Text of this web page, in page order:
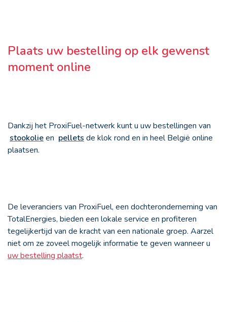
Plaats uw bestelling op elk gewenst
moment online
Dankzij het ProxiFuel-netwerk kunt u uw bestellingen van
stookolieen pellets de klok rond en in heel België online
plaatsen.
De leveranciers van ProxiFuel, een dochteronderneming van
TotalEnergies, bieden een lokale service en profiteren
tegelijkertijd van de kracht van een nationale groep. Aarzel
niet om ze zoveel mogelijk informatie te geven wanneer u
uw bestelling plaatst.